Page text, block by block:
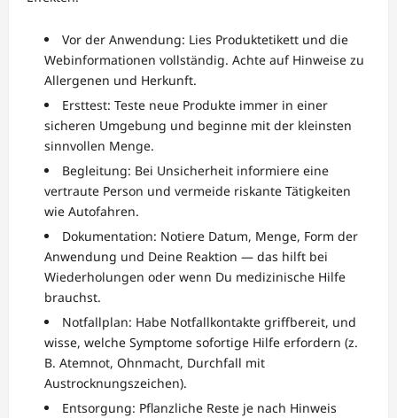
Vor der Anwendung: Lies Produktetikett und die
Webinformationen vollständig. Achte auf Hinweise zu
Allergenen und Herkunft.
Ersttest: Teste neue Produkte immer in einer
sicheren Umgebung und beginne mit der kleinsten
sinnvollen Menge.
Begleitung: Bei Unsicherheit informiere eine
vertraute Person und vermeide riskante Tätigkeiten
wie Autofahren.
Dokumentation: Notiere Datum, Menge, Form der
Anwendung und Deine Reaktion — das hilft bei
Wiederholungen oder wenn Du medizinische Hilfe
brauchst.
Notfallplan: Habe Notfallkontakte griffbereit, und
wisse, welche Symptome sofortige Hilfe erfordern (z.
B. Atemnot, Ohnmacht, Durchfall mit
Austrocknungszeichen).
Entsorgung: Pflanzliche Reste je nach Hinweis